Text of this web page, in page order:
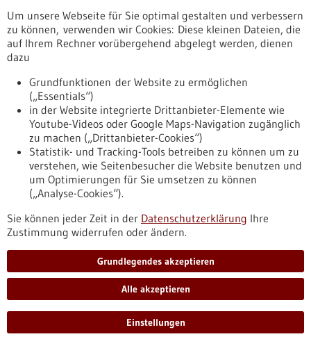
Übersicht
Sitemap
https://www.forum-gesundheitsstandort-bw.de/sitemap
Übersicht
Datenschutzerklärung
https://www.digitale-gesundheit-
bw.de/datenschutzerklaerung
Datenschutzerklärung
bw.de/datenschutzerklaerung
Übersicht
Um unsere Webseite für Sie optimal gestalten und verbessern
zu können, verwenden wir Cookies: Diese kleinen Dateien, die
auf Ihrem Rechner vorübergehend abgelegt werden, dienen
dazu
Grundfunktionen der Website zu ermöglichen
(„Essentials“)
in der Website integrierte Drittanbieter-Elemente wie
Youtube-Videos oder Google Maps-Navigation zugänglich
zu machen („Drittanbieter-Cookies“)
Statistik- und Tracking-Tools betreiben zu können um zu
verstehen, wie Seitenbesucher die Website benutzen und
um Optimierungen für Sie umsetzen zu können
(„Analyse-Cookies“).
Sie können jeder Zeit in der Datenschutzerklärung Ihre
Zustimmung widerrufen oder ändern.
Grundlegendes akzeptieren
Alle akzeptieren
Einstellungen